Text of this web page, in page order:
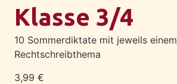
Klasse 3/4
10 Sommerdiktate mit jeweils einem
Rechtschreibthema
3,99 €